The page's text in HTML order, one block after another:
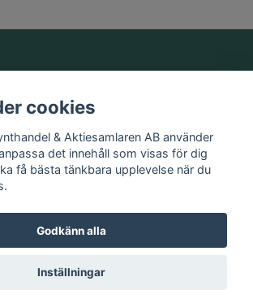
Mynthandel & Aktiesamlaren AB
cookies
& Aktiesamlaren AB använder
det innehåll som visas för dig
få bästa tänkbara upplevelse när du
Godkänn alla
Inställningar